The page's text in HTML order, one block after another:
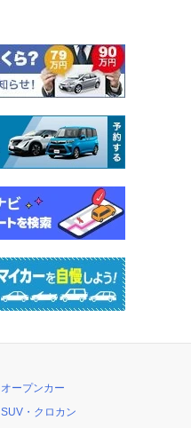
オープンカー
SUV・クロカン